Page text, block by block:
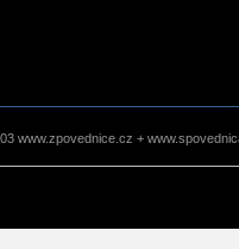
www.zpovednice.cz +